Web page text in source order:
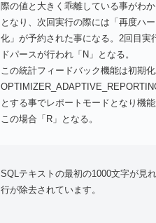
際の値と大きく乖離している事がわ
となり、次回実行の際には「再度ハ
化」が予約された事になる。2回目実
ドパースが行われ「N」となる。
この統計フィードバック機能は初期
とする事でレポートモードとなり機
この場合「R」となる。
SQLテキストの最初の1000文字が見
行が除去されています。